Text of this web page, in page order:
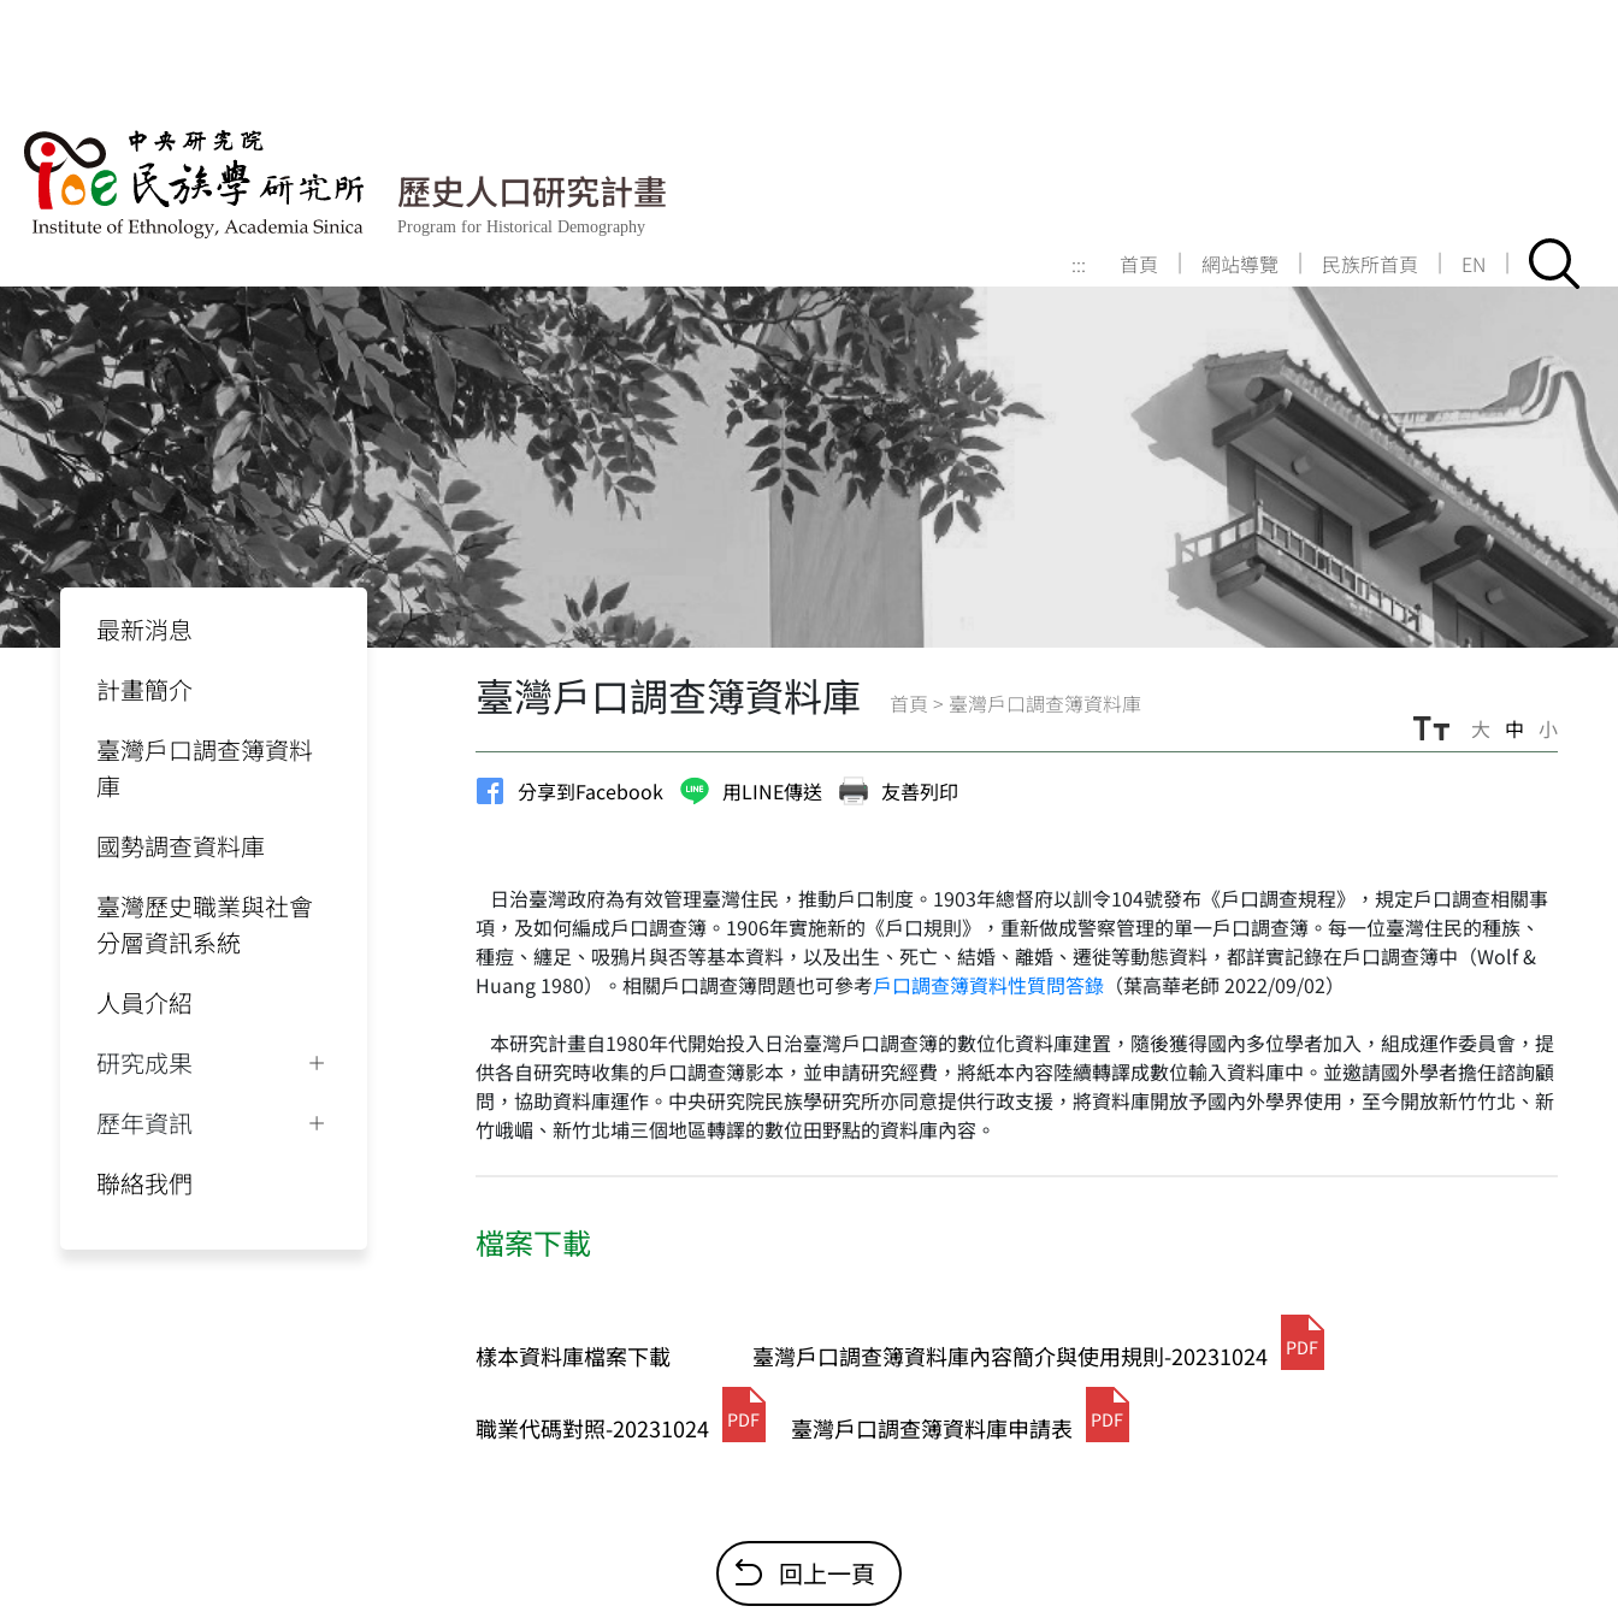
歷史人口研究計畫
Program for Historical Demography
::: 首頁 | 網站導覽 | 民族所首頁 | EN |
最新消息
計畫簡介
臺灣戶口調查簿資料
庫
國勢調查資料庫
臺灣歷史職業與社會
分層資訊系統
人員介紹
研究成果
歷年資訊
聯絡我們
臺灣戶口調查簿資料庫 首頁 > 臺灣戶口調查簿資料庫
大 中 小
分享到Facebook 用LINE傳送 友善列印
日治臺灣政府為有效管理臺灣住民，推動戶口制度。1903年總督府以訓令104號發布《戶口調查規程》，規定戶口調查相關事
項，及如何編成戶口調查簿。1906年實施新的《戶口規則》，重新做成警察管理的單一戶口調查簿。每一位臺灣住民的種族、
種痘、纏足、吸鴉片與否等基本資料，以及出生、死亡、結婚、離婚、遷徙等動態資料，都詳實記錄在戶口調查簿中（Wolf &
Huang 1980）。相關戶口調查簿問題也可參考戶口調查簿資料性質問答錄 （葉高華老師 2022/09/02）
本研究計畫自1980年代開始投入日治臺灣戶口調查簿的數位化資料庫建置，隨後獲得國內多位學者加入，組成運作委員會，提
供各自研究時收集的戶口調查簿影本，並申請研究經費，將紙本內容陸續轉譯成數位輸入資料庫中。並邀請國外學者擔任諮詢顧
問，協助資料庫運作。中央研究院民族學研究所亦同意提供行政支援，將資料庫開放予國內外學界使用，至今開放新竹竹北、新
竹峨嵋、新竹北埔三個地區轉譯的數位田野點的資料庫內容。
檔案下載
樣本資料庫檔案下載 臺灣戶口調查簿資料庫內容簡介與使用規則-20231024 PDF
職業代碼對照-20231024 PDF 臺灣戶口調查簿資料庫申請表 PDF
回上一頁